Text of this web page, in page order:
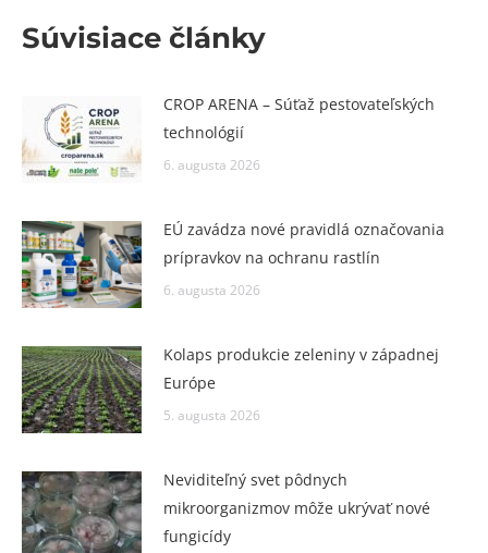
Súvisiace články
CROP ARENA – Súťaž pestovateľských
technológií
6. augusta 2026
EÚ zavádza nové pravidlá označovania
prípravkov na ochranu rastlín
6. augusta 2026
Kolaps produkcie zeleniny v západnej
Európe
5. augusta 2026
Neviditeľný svet pôdnych
mikroorganizmov môže ukrývať nové
fungicídy